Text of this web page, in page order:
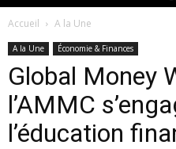
Accueil A la Une
A la Une Économie & Finances
Global Money
l’AMMC
l’éducation